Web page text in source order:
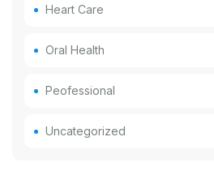
Heart Care
Oral Health
Peofessional
Uncategorized